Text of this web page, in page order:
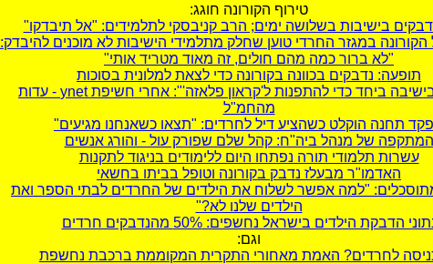
טירוף הקורונה חוגג:
בישיבות בשלושה ימים; הרב קניבסקי לתלמידים: "אל תיבדקו"
במגזר החרדי טוען שחלק מתלמידי הישיבות לא מוכנים להיבדק:
"לא ברור כמה מהם חולים, זה מאוד מטריד אותי"
תופעה: נדבקים בכוונה בקורונה כדי לצאת למלונית בסוכות
"נדבקו בישיבה ביחד כדי להתפנות ל'קראון פלאזה'": אחרי חשיפת ynet - עדות
מהחמ"ל
תחנה הוקלט כשהציע דיל לחרדים: "תצאו כשאנחנו מגיעים"
המתקפה של מנהל ביה"ח: קהל שלם שפורק עול - והורג אנשים
עשרות תלמודי תורה נפתחו היום ללימודים בניגוד לתקנות
האדמו"ר מבעלז נדבק בקורונה וטופל בביתו בחשאי
"למה אפשר לשלוח את הילדים של החרדים לבתי הספר ואת
הילדים שלנו לא?"
הדבקת הילדים בישראל נחשפים: 50% מהנדבקים חרדים
וגם:
לחרדים? האמת מאחורי התקרית המקוממת ברכבת נחשפת